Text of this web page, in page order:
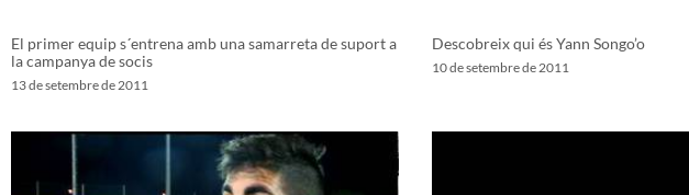
El primer equip s´entrena amb una samarreta de suport a
la campanya de socis
13 de setembre de 2011
Descobreix qui és Yann Songo’o
10 de setembre de 2011